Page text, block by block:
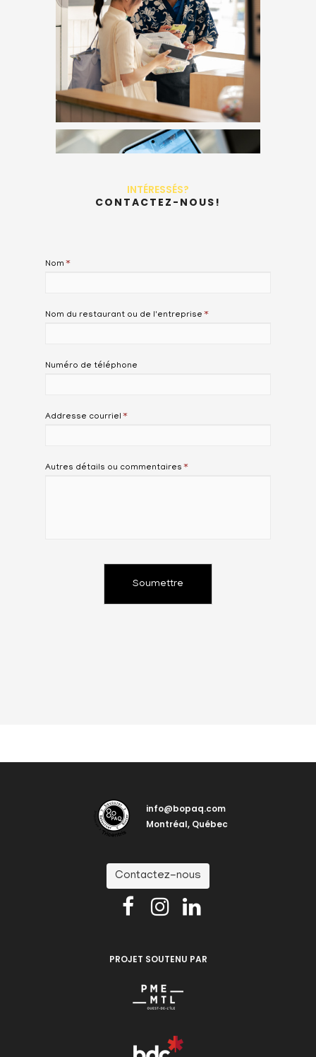
INTÉRESSÉS?
CONTACTEZ-NOUS!
Nom *
Nom du restaurant ou de l'entreprise *
Numéro de téléphone
Addresse courriel *
Autres détails ou commentaires *
Soumettre
info@bopaq.com
Montréal, Québec
Contactez-nous
  
PROJET SOUTENU PAR